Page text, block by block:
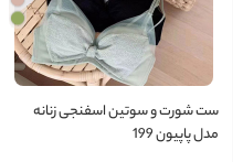
ست شورت و سوتین اسفنجی زنانه
مدل پاپیون 199